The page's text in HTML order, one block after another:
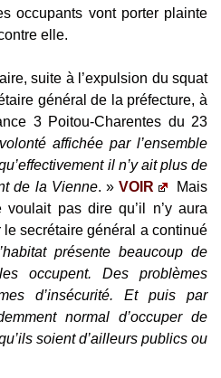
occupants vont porter plainte
elle.
suite à l’expulsion du squat
général de la préfecture, à
3 Poitou-Charentes du 23
affichée par l’ensemble
il n’y ait plus de
de la Vienne. » VOIR
Mais
voulait pas dire qu’il n’y aura
secrétaire général a continué
présente beaucoup de
occupent. Des problèmes
d’insécurité. Et puis par
normal d’occuper de
soient d’ailleurs publics ou